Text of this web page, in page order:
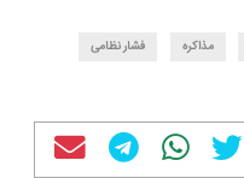
مذاکره
فشار نظامی